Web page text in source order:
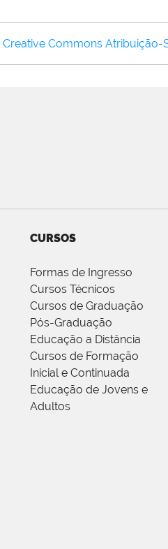
Creative Commons Atribuição-
CURSOS
Formas de Ingresso
Cursos Técnicos
Cursos de Graduação
Pós-Graduação
Educação a Distância
Cursos de Formação
Inicial e Continuada
Educação de Jovens e
Adultos